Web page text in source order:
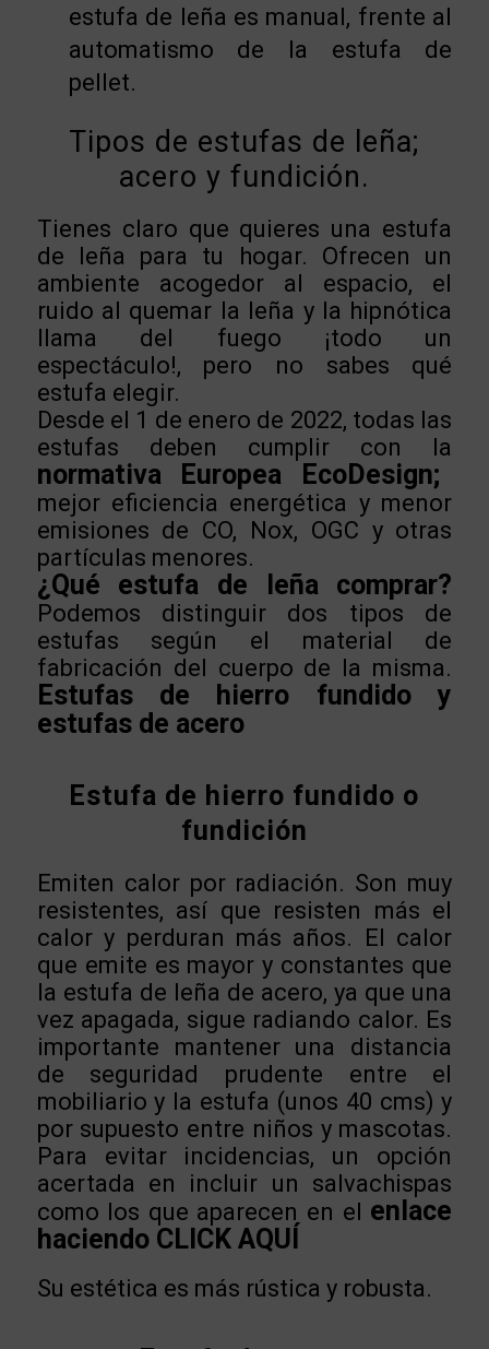
estufa de leña es manual, frente al
automatismo de la estufa de
pellet.
Tipos de estufas de leña;
acero y fundición.
Tienes claro que quieres una estufa
de leña para tu hogar. Ofrecen un
ambiente acogedor al espacio, el
ruido al quemar la leña y la hipnótica
llama del fuego ¡todo un
espectáculo!, pero no sabes qué
estufa elegir.
Desde el 1 de enero de 2022, todas las
estufas deben cumplir con la
normativa Europea EcoDesign;
mejor eficiencia energética y menor
emisiones de CO, Nox, OGC y otras
partículas menores.
¿Qué estufa de leña comprar?
Podemos distinguir dos tipos de
estufas según el material de
fabricación del cuerpo de la misma.
Estufas de hierro fundido y
estufas de acero
Estufa de hierro fundido o
fundición
Emiten calor por radiación. Son muy
resistentes, así que resisten más el
calor y perduran más años. El calor
que emite es mayor y constantes que
la estufa de leña de acero, ya que una
vez apagada, sigue radiando calor. Es
importante mantener una distancia
de seguridad prudente entre el
mobiliario y la estufa (unos 40 cms) y
por supuesto entre niños y mascotas.
Para evitar incidencias, un opción
acertada en incluir un salvachispas
como los que aparecen en el enlace
haciendo CLICK AQUÍ
Su estética es más rústica y robusta.